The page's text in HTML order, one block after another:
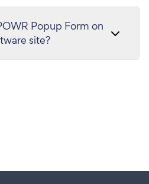
Popup Form on
site?